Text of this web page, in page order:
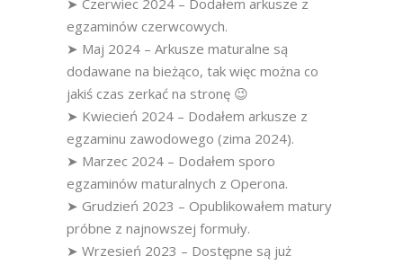
➤ Czerwiec 2024 – Dodałem arkusze z
egzaminów czerwcowych.
➤ Maj 2024 – Arkusze maturalne są
dodawane na bieżąco, tak więc można co
jakiś czas zerkać na stronę 😉
➤ Kwiecień 2024 – Dodałem arkusze z
egzaminu zawodowego (zima 2024).
➤ Marzec 2024 – Dodałem sporo
egzaminów maturalnych z Operona.
➤ Grudzień 2023 – Opublikowałem matury
próbne z najnowszej formuły.
➤ Wrzesień 2023 – Dostępne są już